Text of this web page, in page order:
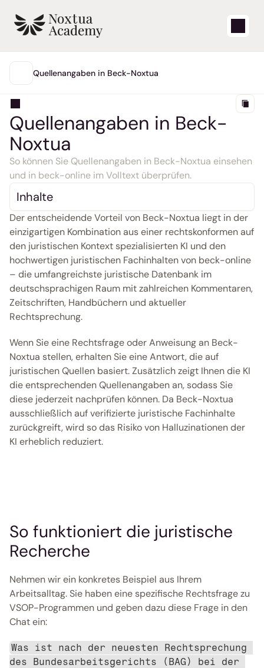
Start
INHALTE
Support-Artikel
Blog
Produkt-Updates
Support
Login
Quellenangaben in Beck-Noxtua
Quellenangaben in Beck-
Noxtua
So können Sie Quellenangaben in Beck-Noxtua einsehen
und in beck-online im Volltext überprüfen.
Der entscheidende Vorteil von Beck-Noxtua liegt in der
einzigartigen Kombination aus einer rechtskonformen auf
den juristischen Kontext spezialisierten KI und den
hochwertigen juristischen Fachinhalten von beck-online
– die umfangreichste juristische Datenbank im
deutschsprachigen Raum mit zahlreichen Kommentaren,
Zeitschriften, Handbüchern und aktueller
Rechtsprechung.
Wenn Sie eine Rechtsfrage oder Anweisung an Beck-
Noxtua stellen, erhalten Sie eine Antwort, die auf
juristischen Quellen basiert. Zusätzlich zeigt Ihnen die KI
die entsprechenden Quellenangaben an, sodass Sie
diese jederzeit nachprüfen können. Da Beck-Noxtua
ausschließlich auf verifizierte juristische Fachinhalte
zurückgreift, wird so das Risiko von Halluzinationen der
KI erheblich reduziert.
So funktioniert die juristische
Recherche
Nehmen wir ein konkretes Beispiel aus Ihrem
Arbeitsalltag. Sie haben eine spezifische Rechtsfrage zu
VSOP-Programmen und geben dazu diese Frage in den
Chat ein:
Was ist nach der neuesten Rechtsprechung
des Bundesarbeitsgerichts (BAG) bei der
Inhalte